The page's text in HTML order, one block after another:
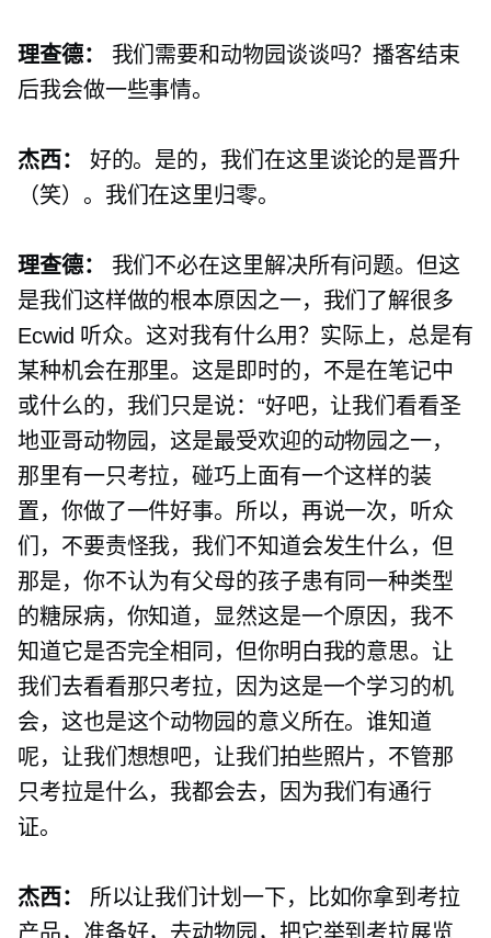
理查德：
我们需要和动物园谈谈吗？播客结束
后我会做一些事情。
杰西：
好的。是的，我们在这里谈论的是晋升
（笑）。我们在这里归零。
理查德：
我们不必在这里解决所有问题。但这
是我们这样做的根本原因之一，我们了解很多
Ecwid 听众。这对我有什么用？实际上，总是有
某种机会在那里。这是即时的，不是在笔记中
或什么的，我们只是说：“好吧，让我们看看圣
地亚哥动物园，这是最受欢迎的动物园之一，
那里有一只考拉，碰巧上面有一个这样的装
置，你做了一件好事。所以，再说一次，听众
们，不要责怪我，我们不知道会发生什么，但
那是，你不认为有父母的孩子患有同一种类型
的糖尿病，你知道，显然这是一个原因，我不
知道它是否完全相同，但你明白我的意思。让
我们去看看那只考拉，因为这是一个学习的机
会，这也是这个动物园的意义所在。谁知道
呢，让我们想想吧，让我们拍些照片，不管那
只考拉是什么，我都会去，因为我们有通行
证。
杰西：
所以让我们计划一下，比如你拿到考拉
产品，准备好，去动物园，把它举到考拉展览